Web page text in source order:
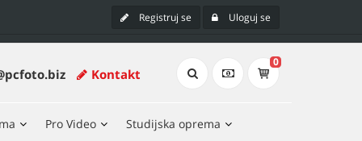
Registruj se Uloguj se
Kontakt
0
Pro Video Studijska oprema